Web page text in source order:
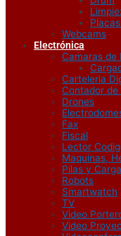
Webcams
Electrónica
Camaras de
Carteleria
Contador de
Drones
Fax
Fiscal
Lector
Maquinas,
Pilas y
Robots
Smartwatch
TV
Video
Video